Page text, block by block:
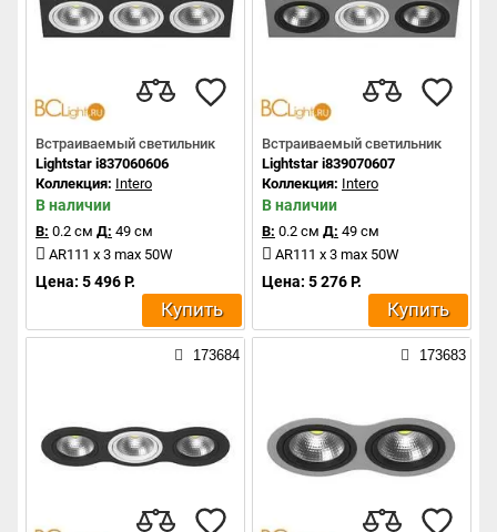
Встраиваемый светильник
Lightstar i837060606
Коллекция: Intero
В наличии
В: 0.2 см Д: 49 см
AR111 x 3 max 50W
Цена: 5 496 Р.
Купить
Встраиваемый светильник
Lightstar i839070607
Коллекция: Intero
В наличии
В: 0.2 см Д: 49 см
AR111 x 3 max 50W
Цена: 5 276 Р.
Купить
173684 173683